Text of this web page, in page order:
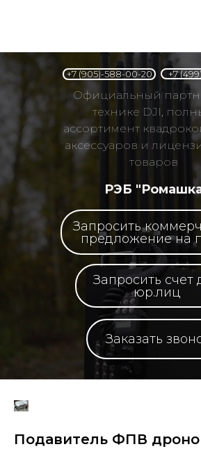
РЭБ
Официальный
технике DJI,
ассортимент
аксессуаров и
товаров
Заказать
Запросить
предложение на
Запросить счет
юр.лиц
+7
+7 (905)-588-00-20
Подавитель ФПВ